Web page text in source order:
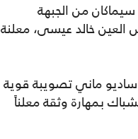
من الجبهة
العين خالد عيسى، معلنة
على مجريات الشوط الأول، وفي الدقيقة 31 أطلق ساديو ماني تصويبة قوية
بمهارة وثقة معلناً